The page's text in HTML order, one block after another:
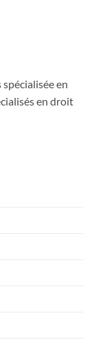
spécialisée en
en droit